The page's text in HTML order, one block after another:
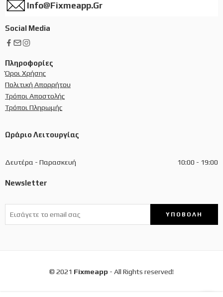
Info@fixmeapp.gr
Social Media
Πληροφορίες
Όροι Χρήσης
Πολιτική Απορρήτου
Τρόποι Αποστολής
Τρόποι Πληρωμής
Ωράριο Λειτουργίας
Δευτέρα - Παρασκευή 10:00 - 19:00
Newsletter
© 2021 Fixmeapp - All Rights reserved!